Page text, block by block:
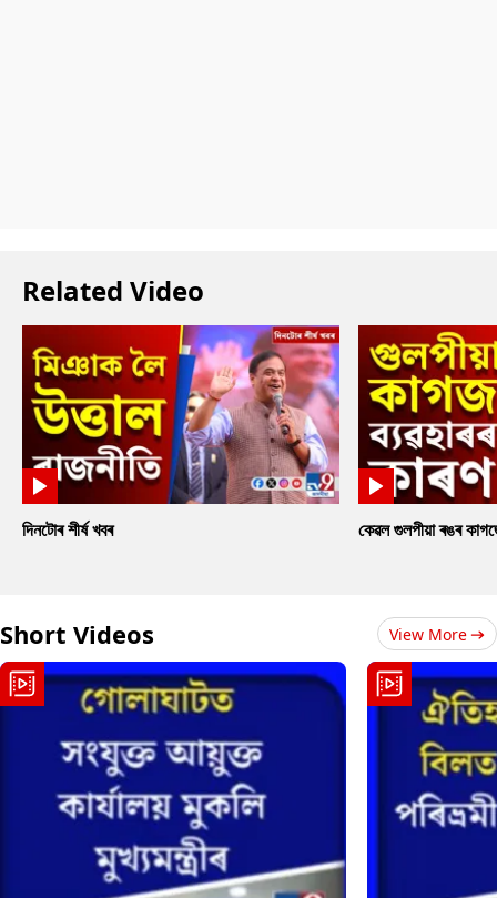
Related Video
দিনটোৰ শীৰ্ষ খবৰ কেৱল গুলপীয়া ৰঙৰ
Short Videos View More